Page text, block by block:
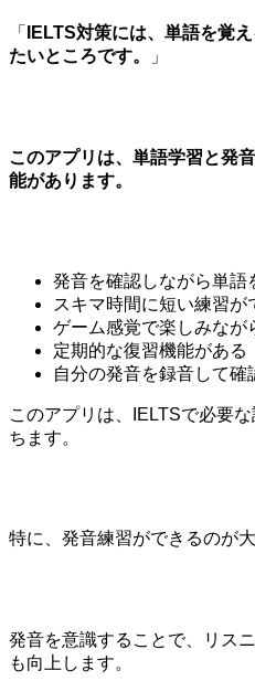
「
IELTS対策には、単語を覚
たいところです。
」
このアプリは、単語学習と発
能があります。
発音を確認しながら単語
スキマ時間に短い練習が
ゲーム感覚で楽しみなが
定期的な復習機能がある
自分の発音を録音して確
このアプリは、IELTSで必要
ちます。
特に、発音練習ができるのが
発音を意識することで、リス
も向上します。